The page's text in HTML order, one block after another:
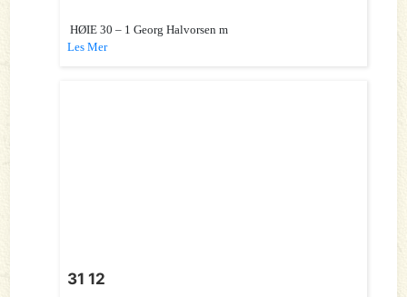
HØIE 30 – 1 Georg Halvorsen m
Les Mer
31 12